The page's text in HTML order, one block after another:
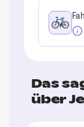
Das
über